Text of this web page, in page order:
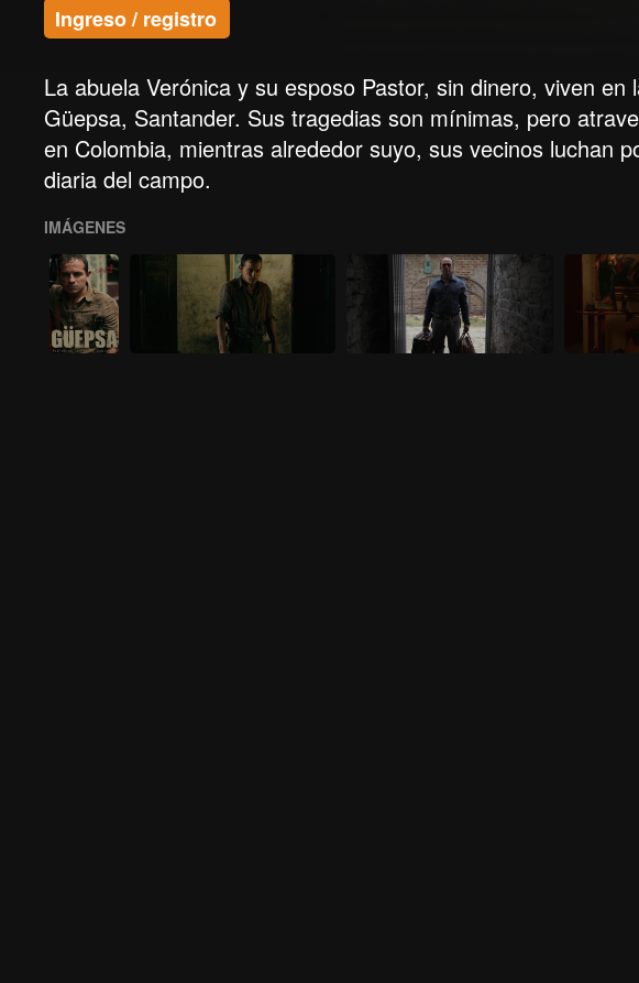
Ingreso / registro
La abuela Verónica y su esposo Pastor, sin dinero, viven
Güepsa, Santander. Sus tragedias son mínimas, pero
en Colombia, mientras alrededor suyo, sus vecinos luchan
diaria del campo.
IMÁGENES